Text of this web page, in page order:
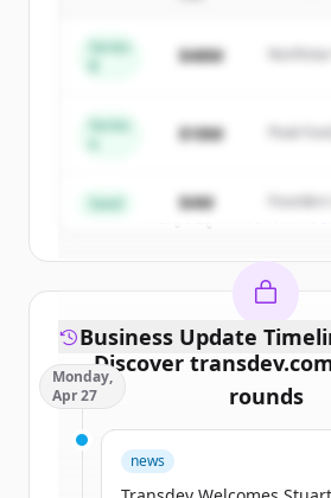
ofGroupe
New accounts include
มีบัญชีอยู่แล้วใช่ไหม
Series
$48M
Series
$18M
Peak
Seed $4M
Discover
rounds
Sign up for free to view
rounds
Business Update
Monday,
Apr 27
news